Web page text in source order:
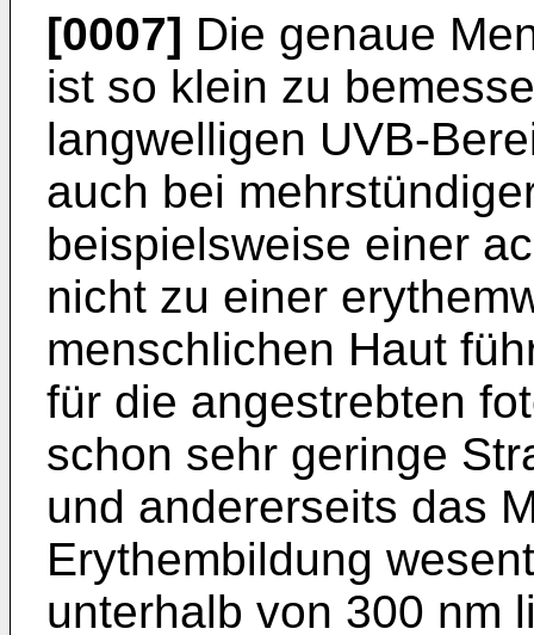
[0007] Die genaue
ist so klein zu
langwelligen UVB-
auch bei
beispielsweise einer
nicht zu einer
menschlichen Haut
für die angestrebten
schon sehr geringe
und andererseits das
Erythembildung
unterhalb von 300 nm